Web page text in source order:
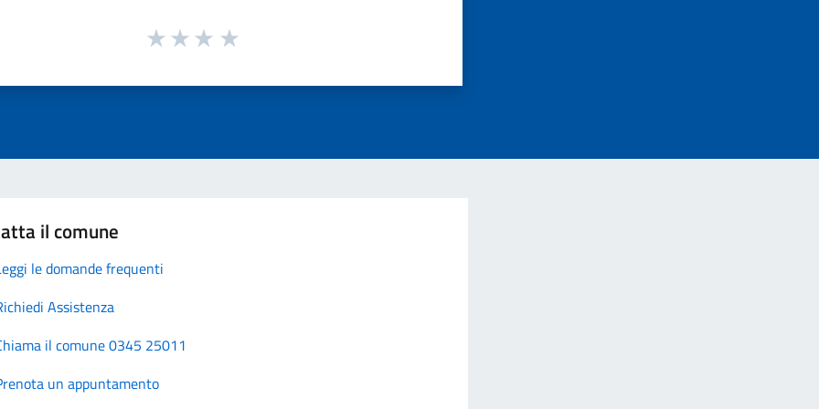
il comune
le domande frequenti
Assistenza
il comune 0345 25011
un appuntamento